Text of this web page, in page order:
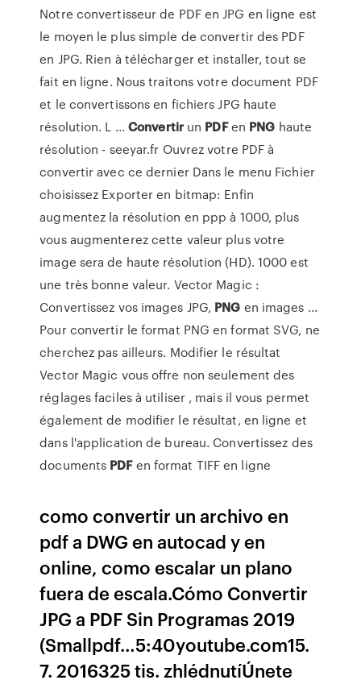
Notre convertisseur de PDF en JPG en ligne est
le moyen le plus simple de convertir des PDF
en JPG. Rien à télécharger et installer, tout se
fait en ligne. Nous traitons votre document PDF
et le convertissons en fichiers JPG haute
résolution. L ...Convertirun PDFen PNG haute
résolution - seeyar.fr Ouvrez votre PDF à
convertir avec ce dernier Dans le menu Fichier
choisissez Exporter en bitmap: Enfin
augmentez la résolution en ppp à 1000, plus
vous augmenterez cette valeur plus votre
image sera de haute résolution (HD). 1000 est
une très bonne valeur. Vector Magic :
Convertissez vos images JPG, PNG en images ...
Pour convertir le format PNG en format SVG, ne
cherchez pas ailleurs. Modifier le résultat
Vector Magic vous offre non seulement des
réglages faciles à utiliser , mais il vous permet
également de modifier le résultat, en ligne et
dans l'application de bureau. Convertissez des
documents PDFen format TIFF en ligne
como convertir un archivo en
pdf a DWG en autocad y en
online, como escalar un plano
fuera de escala.Cómo Convertir
JPG a PDF Sin Programas 2019
(Smallpdf…5:40youtube.com15.
7. 2016325 tis. zhlédnutíÚnete